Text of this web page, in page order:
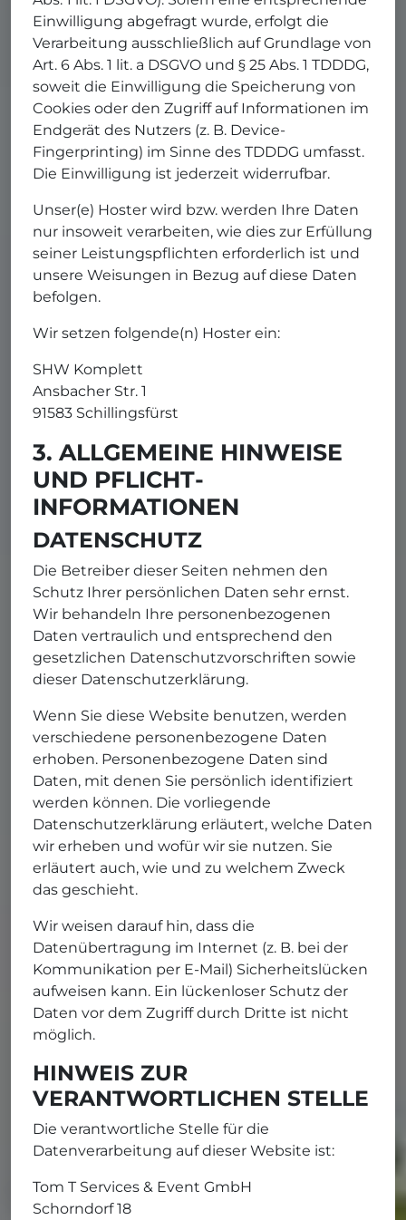
Einwilligung abgefragt wurde, erfolgt die
Verarbeitung ausschließlich auf Grundlage von
Art. 6 Abs. 1 lit. a DSGVO und § 25 Abs. 1 TDDDG,
soweit die Einwilligung die Speicherung von
Cookies oder den Zugriff auf Informationen im
Endgerät des Nutzers (z. B. Device-
Fingerprinting) im Sinne des TDDDG umfasst.
Die Einwilligung ist jederzeit widerrufbar.
Unser(e) Hoster wird bzw. werden Ihre Daten
nur insoweit verarbeiten, wie dies zur Erfüllung
seiner Leistungspflichten erforderlich ist und
unsere Weisungen in Bezug auf diese Daten
befolgen.
Wir setzen folgende(n) Hoster ein:
SHW Komplett
Ansbacher Str. 1
91583 Schillingsfürst
3. ALLGEMEINE HINWEISE
UND PFLICHT­
INFORMATIONEN
DATENSCHUTZ
Die Betreiber dieser Seiten nehmen den
Schutz Ihrer persönlichen Daten sehr ernst.
Wir behandeln Ihre personenbezogenen
Daten vertraulich und entsprechend den
gesetzlichen Datenschutzvorschriften sowie
dieser Datenschutzerklärung.
Wenn Sie diese Website benutzen, werden
verschiedene personenbezogene Daten
erhoben. Personenbezogene Daten sind
Daten, mit denen Sie persönlich identifiziert
werden können. Die vorliegende
Datenschutzerklärung erläutert, welche Daten
wir erheben und wofür wir sie nutzen. Sie
erläutert auch, wie und zu welchem Zweck
das geschieht.
Wir weisen darauf hin, dass die
Datenübertragung im Internet (z. B. bei der
Kommunikation per E-Mail) Sicherheitslücken
aufweisen kann. Ein lückenloser Schutz der
Daten vor dem Zugriff durch Dritte ist nicht
möglich.
HINWEIS ZUR
VERANTWORTLICHEN STELLE
Die verantwortliche Stelle für die
Datenverarbeitung auf dieser Website ist:
Tom T Services & Event GmbH
Schorndorf 18